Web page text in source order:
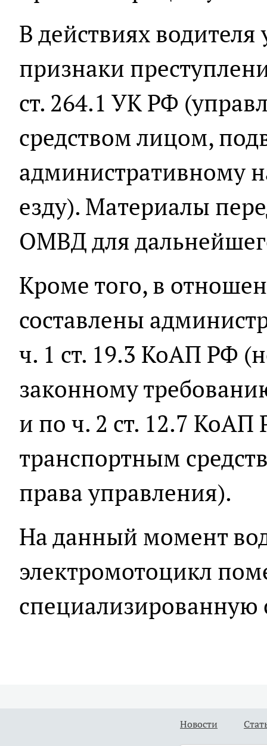
В действиях
признаки
ст. 264.1 УК РФ
средством лицом,
административному
езду). Материалы
ОМВД для
Кроме того, в
составлены
ч. 1 ст. 19.3 КоАП РФ
законному
и по ч. 2 ст. 12.7
транспортным
права управления).
На данный момент
электромотоцикл
специализированную
Новости